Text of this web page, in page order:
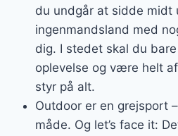
du undgår at sidde midt
ingenmandsland med
dig. I stedet skal du
oplevelse og være helt
styr på alt.
Outdoor er en grejsport
måde. Og let’s face it: